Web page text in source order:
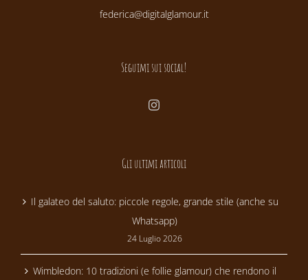
federica@digitalglamour.it
Seguimi sui social!
Gli ultimi articoli
Il galateo del saluto: piccole regole, grande stile (anche su
Whatsapp)
24 Luglio 2026
Wimbledon: 10 tradizioni (e follie glamour) che rendono il